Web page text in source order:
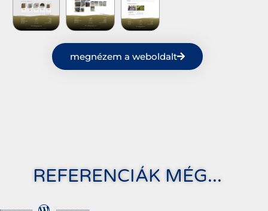
megnézem a weboldalt
REFERENCIÁK MÉG...